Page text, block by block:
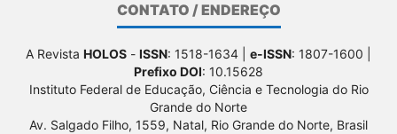
CONTATO / ENDEREÇO
A Revista HOLOS - ISSN: 1518-1634 | e-ISSN: 1807-1600 |
Prefixo DOI: 10.15628
Instituto Federal de Educação, Ciência e Tecnologia do Rio
Grande do Norte
Av. Salgado Filho, 1559, Natal, Rio Grande do Norte, Brasil